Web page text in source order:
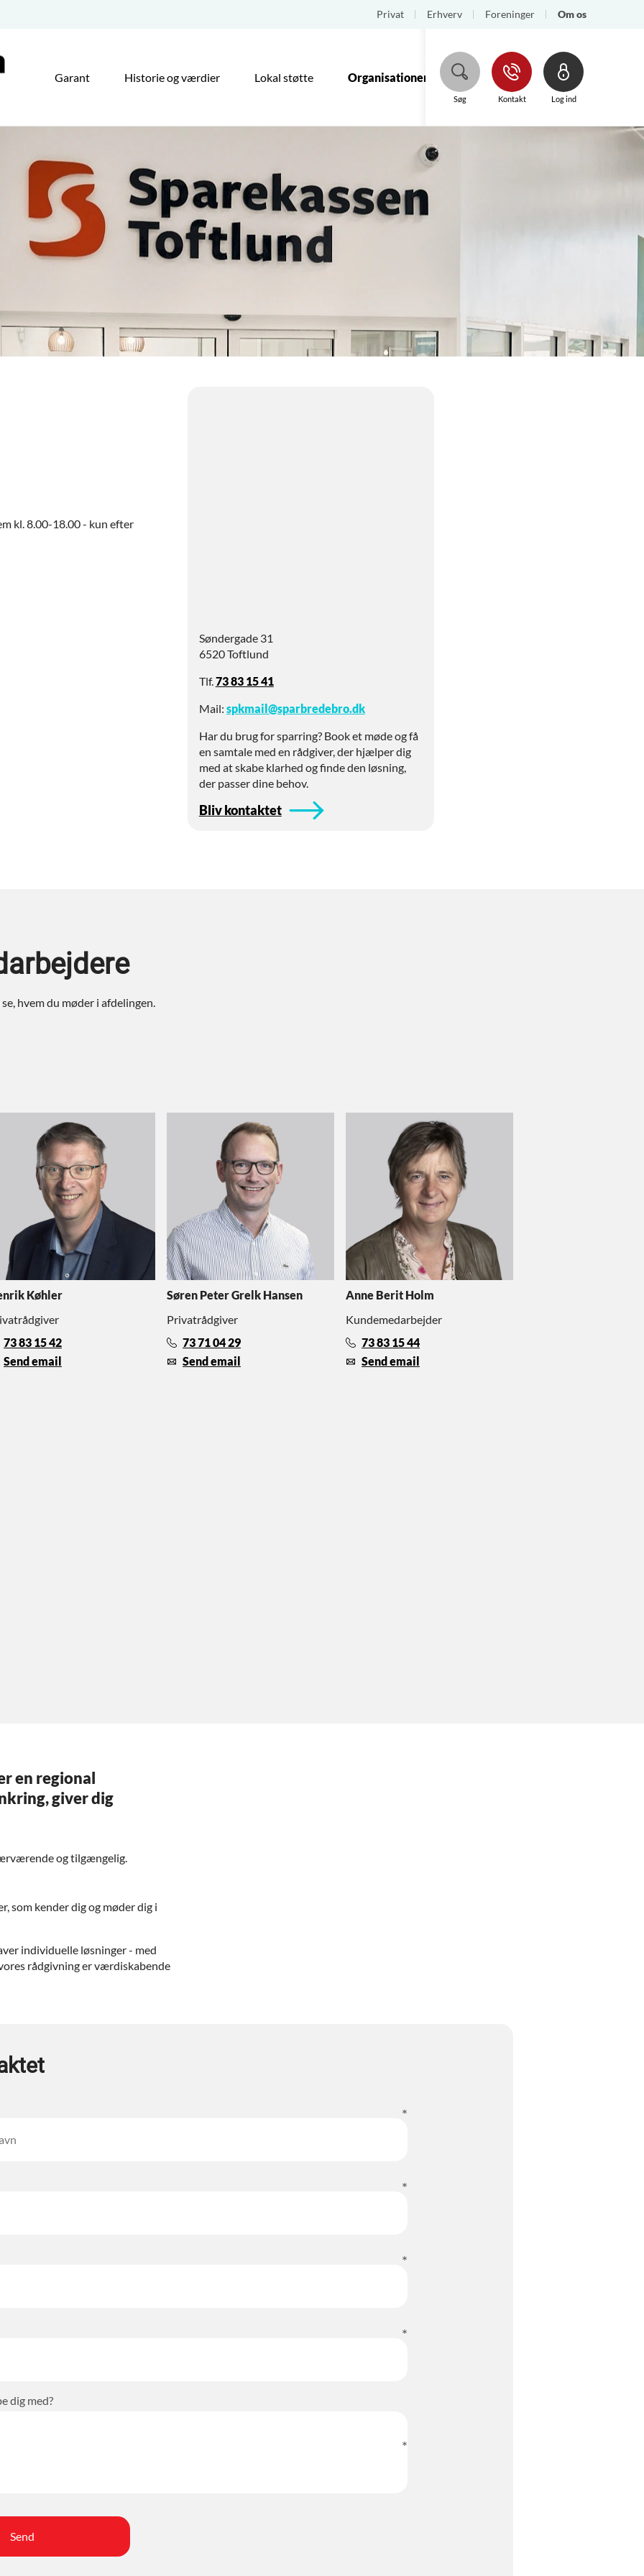
Privat Erhverv Foreninger Om os
Garant Historie og værdier Lokal støtte Organisationen Regnskaber/rapporter
Søg Kontakt Log ind
kl. 8.00-18.00 - kun efter
Søndergade 31
6520 Toftlund
Tlf. 73 83 15 41
Mail: spkmail@sparbredebro.dk
Har du brug for sparring? Book et møde og få
en samtale med en rådgiver, der hjælper dig
med at skabe klarhed og finde den løsning,
der passer dine behov.
Bliv kontaktet
hvem du møder i afdelingen.
Køhler
73 83 15 42
Send email
Søren Peter Grelk Hansen
Privatrådgiver
73 71 04 29
Send email
Anne Berit Holm
Kundemedarbejder
73 83 15 44
Send email
en regional
giver dig
og tilgængelig.
som kender dig og møder dig i
individuelle løsninger - med
rådgivning er værdiskabende
dig med?